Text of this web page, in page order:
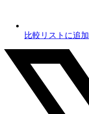
比較リストに追加